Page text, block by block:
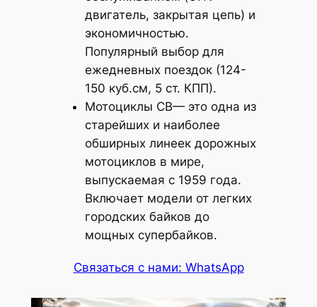
двигатель, закрытая цепь) и
экономичностью.
Популярный выбор для
ежедневных поездок (124-
150 куб.см, 5 ст. КПП).
Мотоциклы CB— это одна из
старейших и наиболее
обширных линеек дорожных
мотоциклов в мире,
выпускаемая с 1959 года.
Включает модели от легких
городских байков до
мощных супербайков.
Связаться с нами: WhatsApp